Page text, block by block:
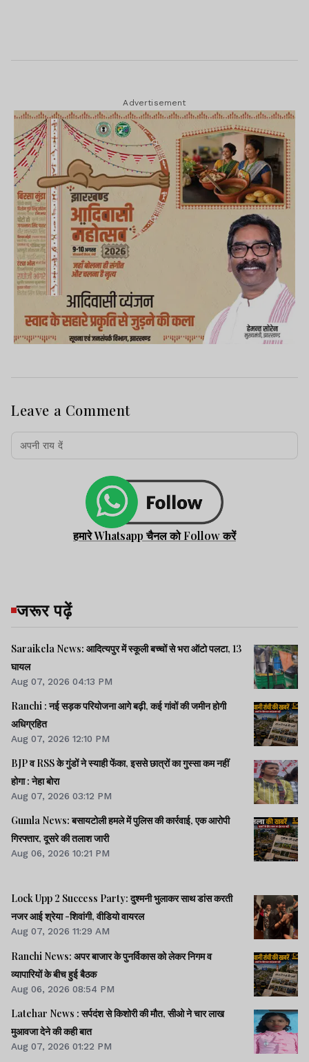
Advertisement
Leave a Comment
हमारे Whatsapp चैनल को Follow करें
जरूर पढ़ें
Saraikela News: आदित्यपुर में स्कूली बच्चों से भरा ऑटो पलटा, 13
घायल
Aug 07, 2026 04:13 PM
Ranchi : नई सड़क परियोजना आगे बढ़ी, कई गांवों की जमीन होगी
अधिग्रहित
Aug 07, 2026 12:10 PM
BJP व RSS के गुंडों ने स्याही फेंका, इससे छात्रों का गुस्सा कम नहीं
होगा : नेहा बोरा
Aug 07, 2026 03:12 PM
Gumla News: बसायटोली हमले में पुलिस की कार्रवाई, एक आरोपी
गिरफ्तार, दूसरे की तलाश जारी
Aug 06, 2026 10:21 PM
Lock Upp 2 Success Party: दुश्मनी भुलाकर साथ डांस करती
नजर आई श्रेया -शिवांगी, वीडियो वायरल
Aug 07, 2026 11:29 AM
Ranchi News: अपर बाजार के पुनर्विकास को लेकर निगम व
व्यापारियों के बीच हुई बैठक
Aug 06, 2026 08:54 PM
Latehar News : सर्पदंश से किशोरी की मौत, सीओ ने चार लाख
मुआवजा देने की कही बात
Aug 07, 2026 01:22 PM